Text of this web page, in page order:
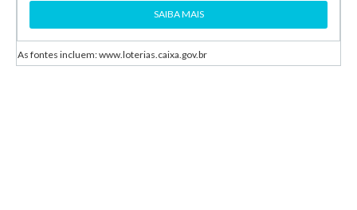
SAIBA MAIS
As fontes incluem: www.loterias.caixa.gov.br